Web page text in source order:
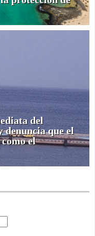
del
denuncia que el
el